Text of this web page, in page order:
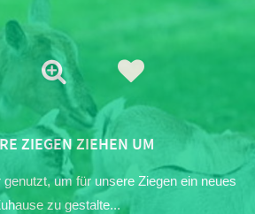
ZIEGEN ZIEHEN UM
um für unsere Ziegen ein neues
zu gestalte...